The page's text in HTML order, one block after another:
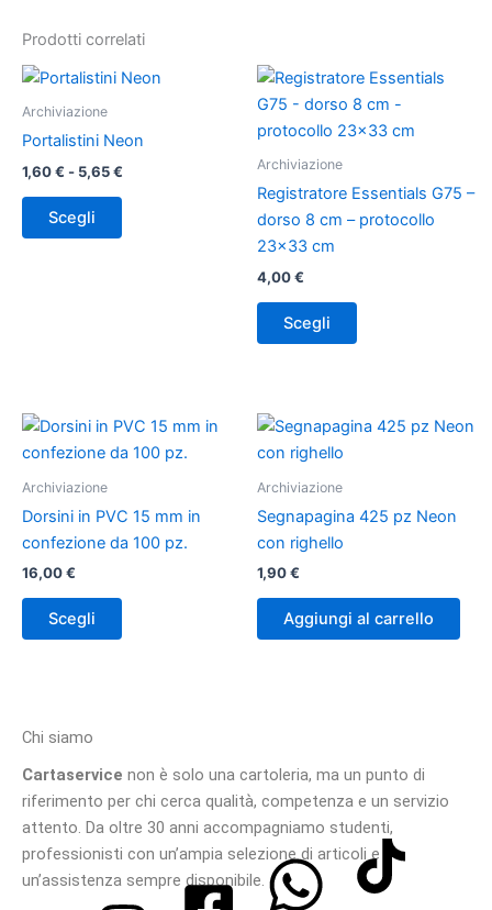
Prodotti correlati
Archiviazione
Portalistini Neon
1,60€ - 5,65€
Fascia
1,60 €
Scegli
Questo
varianti.
opzioni
prodotto
Archiviazione
Registratore Essentials G75 –
dorso 8 cm – protocollo
23×33 cm
4,00€
Scegli
Questo
prodotto
ha
varianti.
opzioni
nella
prodotto
Archiviazione
Dorsini in PVC 15 mm in
confezione da 100 pz.
16,00€
Scegli
Questo
prodotto
essere
prodotto
Archiviazione
Segnapagina 425 pz Neon
con righello
1,90€
Aggiungi al carrello
Chi siamo
Cartaservice non è solo una cartoleria, ma un punto di
riferimento per chi cerca qualità, competenza e un servizio
attento. Da oltre 30 anni accompagniamo studenti,
professionisti con un’ampia selezione di articoli e
un’assistenza sempre disponibile.